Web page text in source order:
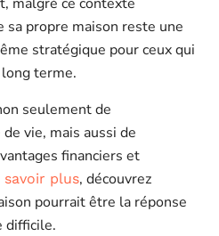
propre maison reste une
stratégique pour ceux qui
terme.
seulement de
vie, mais aussi de
financiers et
savoir plus, découvrez
pourrait être la réponse
difficile.